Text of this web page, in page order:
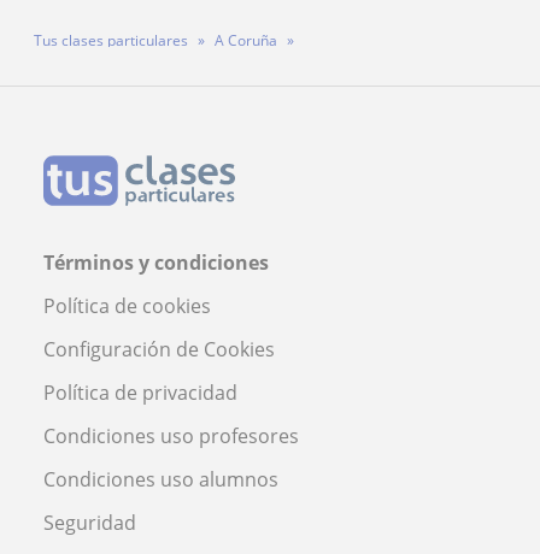
Tus clases particulares
A Coruña
Términos y condiciones
Política de cookies
Configuración de Cookies
Política de privacidad
Condiciones uso profesores
Condiciones uso alumnos
Seguridad